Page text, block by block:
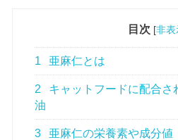
目次 [非表
1 亜麻仁とは
2
キャットフードに配合さ
油
3 亜麻仁の栄養素や成分値